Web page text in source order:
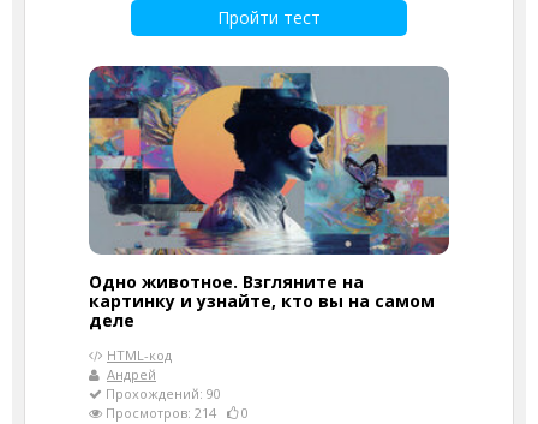
Пройти тест
Одно животное. Взгляните на
картинку и узнайте, кто вы на самом
деле
HTML-код
Андрей
Прохождений: 90
Просмотров: 214
0